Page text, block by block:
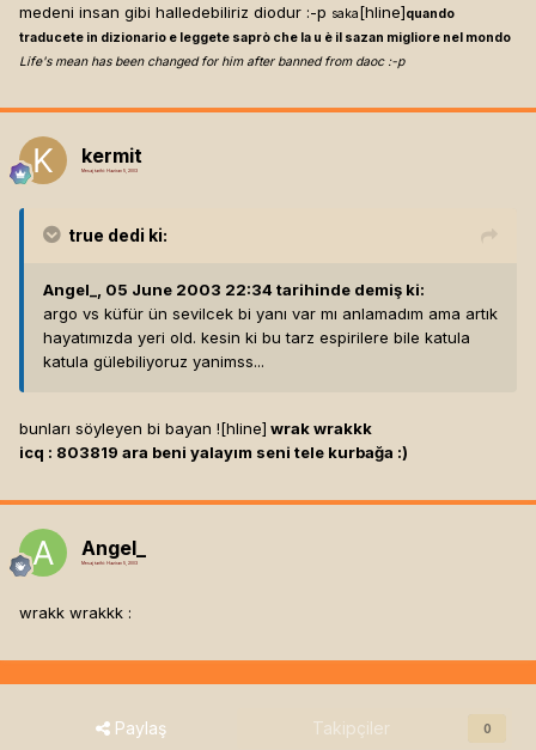
medeni insan gibi halledebiliriz diodur :-p saka[hline]quando
traducete in dizionario e leggete saprò che la u è il sazan migliore nel mondo
Life's mean has been changed for him after banned from daoc :-p
kermit
Mesaj tarihi: Haziran 5, 2003
true dedi ki:
Angel_, 05 June 2003 22:34 tarihinde demiş ki:
argo vs küfür ün sevilcek bi yanı var mı anlamadım ama artık
hayatımızda yeri old. kesin ki bu tarz espirilere bile katula
katula gülebiliyoruz yanimss...
bunları söyleyen bi bayan ![hline] wrak wrakkk
icq : 803819 ara beni yalayım seni tele kurbağa :)
Angel_
Mesaj tarihi: Haziran 5, 2003
wrakk wrakkk :
Paylaş Takipçiler 0